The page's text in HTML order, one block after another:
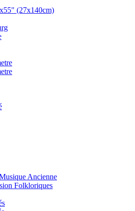
(27x140cm)
Ancienne
Folkloriques